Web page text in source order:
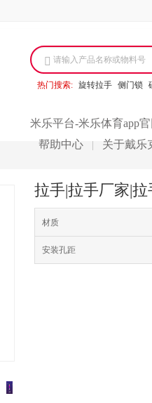
请输入产品名称或物料号
热门搜索: 旋转拉手 侧门锁
米乐平台-米乐体育app
帮助中心
关于戴乐
拉手|拉手厂家|
材质
安装孔距